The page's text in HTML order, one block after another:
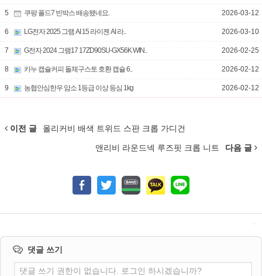
5 쿠팡 폴드7 빈박스 배송됐네요. 2026-03-12
6 LG전자 2025 그램 AI 15 라이젠 AI 라.. 2026-03-10
7 G전자 2024 그램17 17ZD90SU-GX56K WIN.. 2026-02-25
8 카누 캡슐커피 돌체구스토 호환 캡슐 6.. 2026-02-12
9 농협안심한우 암소 1등급 이상 등심 1kg 2026-02-12
이전 글 올리커비 배색 트위드 스판 크롭 가디건
앤리비 라운드넥 루즈핏 크롭 니트 다음 글
댓글 쓰기
댓글 쓰기 권한이 없습니다. 로그인 하시겠습니까?